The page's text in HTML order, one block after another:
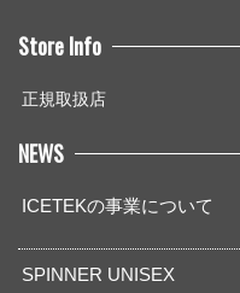
Store Info
正規取扱店
NEWS
ICETEKの事業について
SPINNER UNISEX